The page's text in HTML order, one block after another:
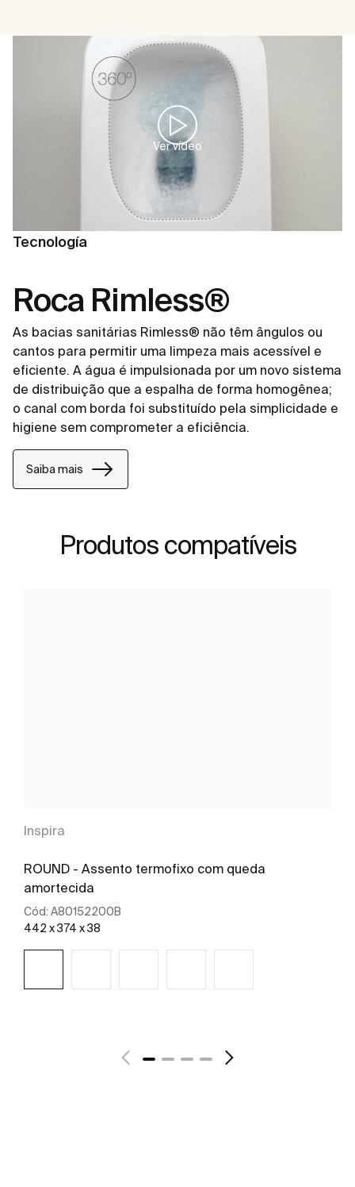
Tecnología
Roca Rimless®
As bacias sanitárias Rimless® não têm ângulos ou
cantos para permitir uma limpeza mais acessível e
eficiente. A água é impulsionada por um novo sistema
de distribuição que a espalha de forma homogênea;
o canal com borda foi substituído pela simplicidade e
higiene sem comprometer a eficiência.
Saiba mais
Ver vídeo
Produtos compatíveis
Inspira
ROUND - Assento termofixo com queda
amortecida
Cód: A80152200B
442 x 374 x 38